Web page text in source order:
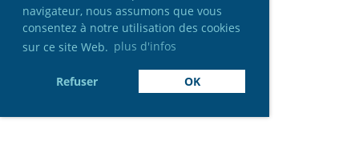
navigateur, nous assumons que vous
consentez à notre utilisation des cookies
sur ce site Web. plus d'infos
Refuser OK